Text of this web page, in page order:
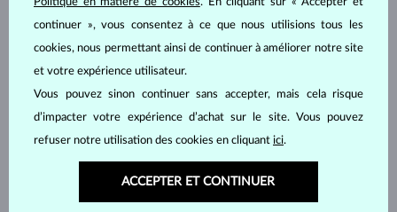
Pierre
ZIRKÓNIE
DIAMANT LAB GROWN DIAMANT NOIR
DIAMANT CHAMPAGNE
SAPHIR ROSE
ÉMERAUDE RUBIS
continuer », vous consentez à ce que nous utilisions tous les
cookies, nous permettant ainsi de continuer à améliorer notre site
et votre expérience utilisateur.
Vous pouvez sinon continuer sans accepter, mais cela risque
d’impacter votre expérience d’achat sur le site. Vous pouvez
refuser notre utilisation des cookies en cliquant ici.
ACCEPTER ET CONTINUER